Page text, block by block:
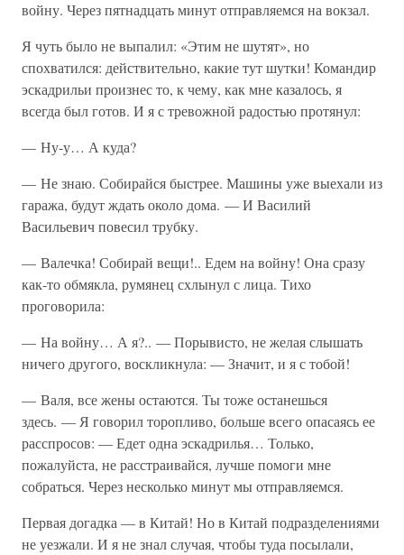
войну. Через пятнадцать минут отправляемся на вокзал.
Я чуть было не выпалил: «Этим не шутят», но
спохватился: действительно, какие тут шутки! Командир
эскадрильи произнес то, к чему, как мне казалось, я
всегда был готов. И я с тревожной радостью протянул:
— Ну-у… А куда?
— Не знаю. Собирайся быстрее. Машины уже выехали из
гаража, будут ждать около дома. — И Василий
Васильевич повесил трубку.
— Валечка! Собирай вещи!.. Едем на войну! Она сразу
как-то обмякла, румянец схлынул с лица. Тихо
проговорила:
— На войну… А я?.. — Порывисто, не желая слышать
ничего другого, воскликнула: — Значит, и я с тобой!
— Валя, все жены остаются. Ты тоже останешься
здесь. — Я говорил торопливо, больше всего опасаясь ее
расспросов: — Едет одна эскадрилья… Только,
пожалуйста, не расстраивайся, лучше помоги мне
собраться. Через несколько минут мы отправляемся.
Первая догадка — в Китай! Но в Китай подразделениями
не уезжали. И я не знал случая, чтобы туда посылали,